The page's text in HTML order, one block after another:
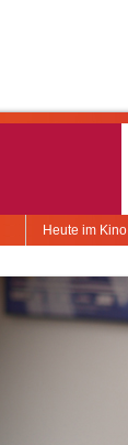
Heute im Kino